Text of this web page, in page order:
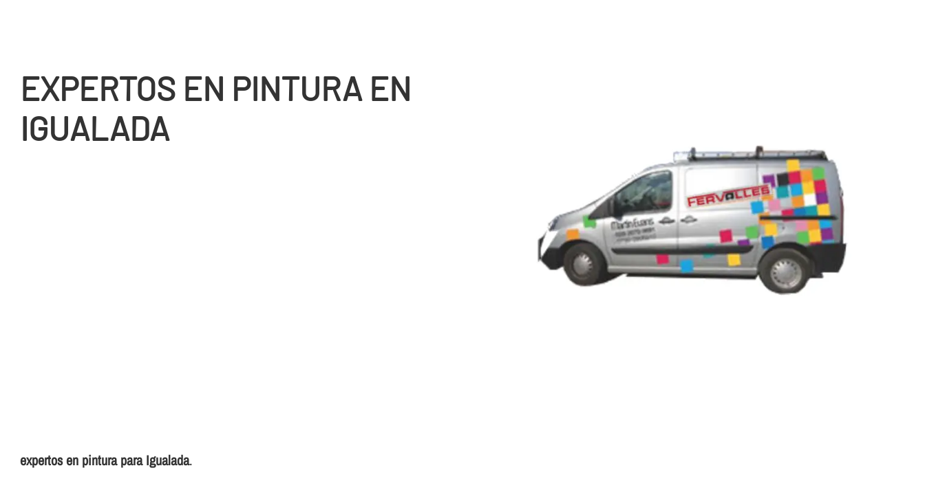
EXPERTOS EN PINTURA EN
IGUALADA
expertos en pintura para Igualada.